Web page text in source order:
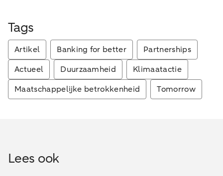
Tags
Artikel Banking for better
Partnerships
Actueel
Duurzaamheid
Klimaatactie
Maatschappelijke betrokkenheid
Tomorrow
Lees ook